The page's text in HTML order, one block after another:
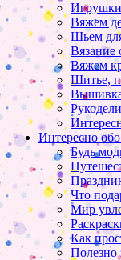
Вяжем
Шьем
Вязание
Вяжем
Шитье,
Интересно
Будь
Что
Мир
Как
Полезно